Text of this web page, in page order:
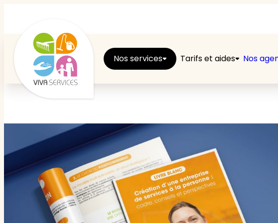
Nos services Tarifs et aides Nos
Ménage
Repassage
Jardin
Brico